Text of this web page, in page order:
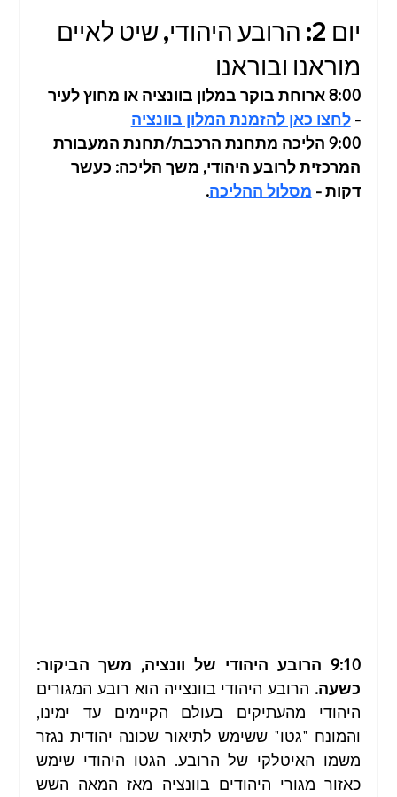
יום 2: הרובע היהודי, שיט לאיים
מוראנו ובוראנו
8:00 ארוחת בוקר במלון
בוונציה או מחוץ לעיר
- לחצו כאן להזמנת המלון בוונציה
9:00 הליכה מתחנת הרכבת/תחנת המעבורת
המרכזית לרובע היהודי, משך הליכה: כעשר
דקות - מסלול ההליכה.
כשעה.
והמונח "גטו" ששימש לתיאור שכונה יהודית נגזר
משמו האיטלקי של הרובע. הגטו היהודי שימש
כאזור מגורי היהודים בוונציה מאז המאה השש